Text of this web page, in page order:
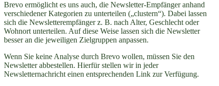
Brevo ermöglicht es uns auch, die Newsletter-Empfänger anhand
verschiedener Kategorien zu unterteilen („clustern“). Dabei lassen
sich die Newsletterempfänger z. B. nach Alter, Geschlecht oder
Wohnort unterteilen. Auf diese Weise lassen sich die Newsletter
besser an die jeweiligen Zielgruppen anpassen.
Wenn Sie keine Analyse durch Brevo wollen, müssen Sie den
Newsletter abbestellen. Hierfür stellen wir in jeder
Newsletternachricht einen entsprechenden Link zur Verfügung.